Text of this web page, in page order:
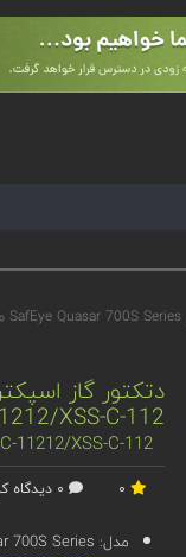
XSS-C-112
11212/XSS-C-112
مدل: 700S Series